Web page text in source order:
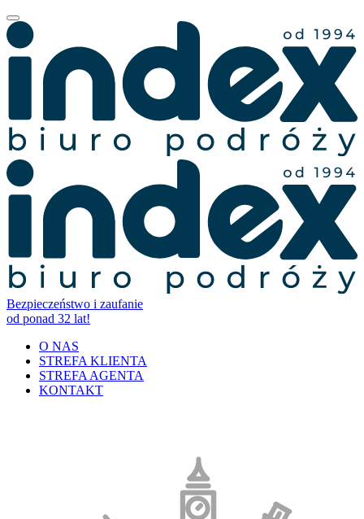
Bezpieczeństwo i zaufanie
od ponad 32 lat!
O NAS
STREFA KLIENTA
STREFA AGENTA
KONTAKT